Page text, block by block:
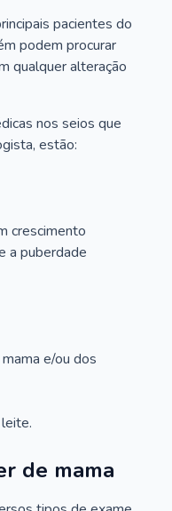
pacientes do
podem procurar
qualquer alteração
nos seios que
estão:
crescimento
a puberdade
e/ou dos
de mama